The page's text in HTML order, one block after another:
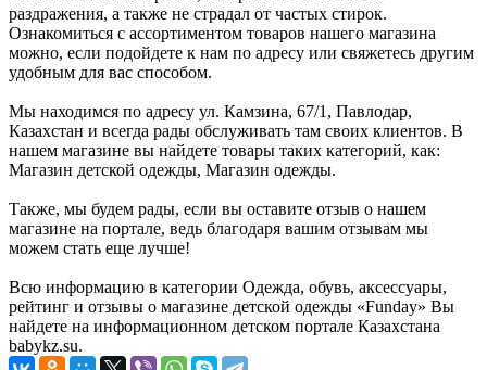
раздражения, а также не страдал от частых стирок.
Ознакомиться с ассортиментом товаров нашего магазина
можно, если подойдете к нам по адресу или свяжетесь другим
удобным для вас способом.
Мы находимся по адресу ул. Камзина, 67/1, Павлодар,
Казахстан и всегда рады обслуживать там своих клиентов. В
нашем магазине вы найдете товары таких категорий, как:
Магазин детской одежды, Магазин одежды.
Также, мы будем рады, если вы оставите отзыв о нашем
магазине на портале, ведь благодаря вашим отзывам мы
можем стать еще лучше!
Всю информацию в категории Одежда, обувь, аксессуары,
рейтинг и отзывы о магазине детской одежды «Funday» Вы
найдете на информационном детском портале Казахстана
babykz.su.